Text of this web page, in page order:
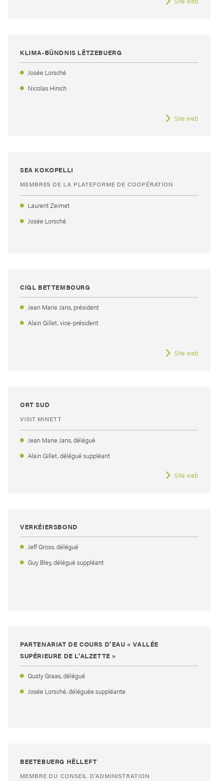
KLIMA-BÜNDNIS LËTZEBUERG
Josée Lorsché
Nicolas Hirsch
Site web
SEA KOKOPELLI
MEMBRES DE LA PLATEFORME DE COOPÉRATION
Laurent Zeimet
Josée Lorsché
CIGL BETTEMBOURG
Jean Marie Jans, président
Alain Gillet, vice-président
Site web
ORT SUD
VISIT MINETT
Jean Marie Jans, délégué
Alain Gillet, délégué suppléant
Site web
VERKÉIERSBOND
Jeff Gross, délégué
Guy Bley, délégué suppléant
PARTENARIAT DE COURS D’EAU « VALLÉE
SUPÉRIEURE DE L’ALZETTE »
Gusty Graas, délégué
Josée Lorsché, déléguée suppléante
BEETEBUERG HËLLEFT
MEMBRE DU CONSEIL D'ADMINISTRATION